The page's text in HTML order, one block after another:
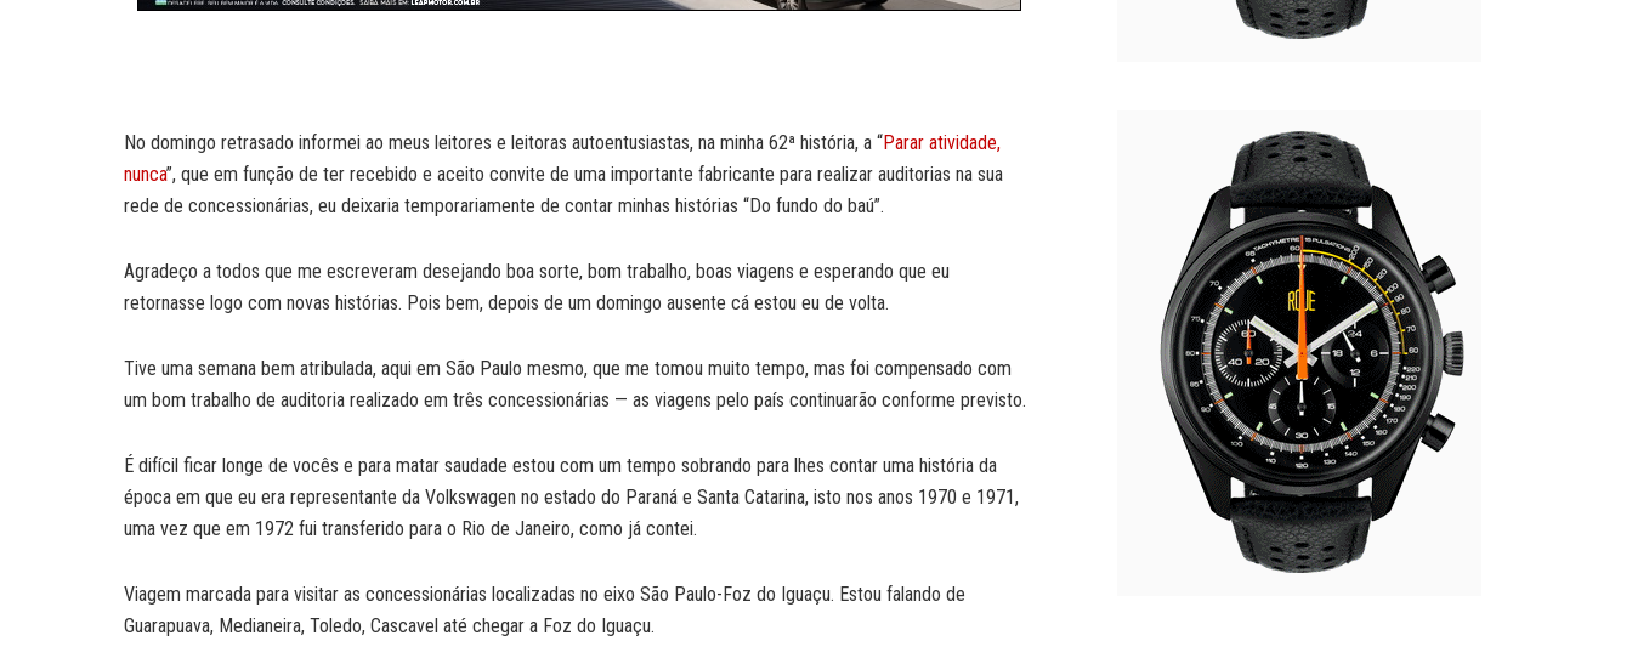
No domingo retrasado informei ao meus leitores e leitoras autoentusiastas, na minha 62ª história, a “Parar atividade,
nunca”, que em função de ter recebido e aceito convite de uma importante fabricante para realizar auditorias na sua
rede de concessionárias, eu deixaria temporariamente de contar minhas histórias “Do fundo do baú”.
Agradeço a todos que me escreveram desejando boa sorte, bom trabalho, boas viagens e esperando que eu
retornasse logo com novas histórias. Pois bem, depois de um domingo ausente cá estou eu de volta.
Tive uma semana bem atribulada, aqui em São Paulo mesmo, que me tomou muito tempo, mas foi compensado com
um bom trabalho de auditoria realizado em três concessionárias — as viagens pelo país continuarão conforme previsto.
É difícil ficar longe de vocês e para matar saudade estou com um tempo sobrando para lhes contar uma história da
época em que eu era representante da Volkswagen no estado do Paraná e Santa Catarina, isto nos anos 1970 e 1971,
uma vez que em 1972 fui transferido para o Rio de Janeiro, como já contei.
Viagem marcada para visitar as concessionárias localizadas no eixo São Paulo-Foz do Iguaçu. Estou falando de
Guarapuava, Medianeira, Toledo, Cascavel até chegar a Foz do Iguaçu.